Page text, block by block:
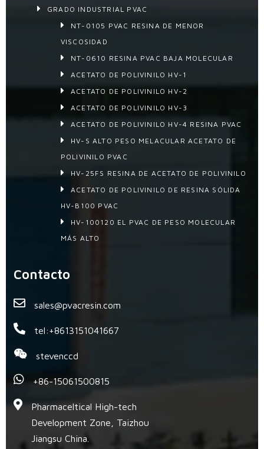
GRADO INDUSTRIAL PVAC
NT-0105 PVAC RESINA DE MENOR
VISCOSIDAD
NT-0610 RESINA PVAC BAJA MOLECULAR
ACETATO DE POLIVINILO HV-1
ACETATO DE POLIVINILO HV-2
ACETATO DE POLIVINILO HV-3
ACETATO DE POLIVINILO HV-4 RESINA PVAC
HV-S ALTO PESO MELACULAR ACETATO DE
POLIVINILO PVAC
HV-25FS RESINA DE ACETATO DE POLIVINILO
ACETATO DE POLIVINILO DE RESINA SÓLIDA
HV-B100 PVAC
HV-100120 EL PVAC DE PESO MOLECULAR
MÁS ALTO
Contacto
sales@pvacresin.com
tel:+8613151041667
stevenccd
+86-15061500815
Pharmaceltical High-tech
Development Zone, Taizhou
Jiangsu China.